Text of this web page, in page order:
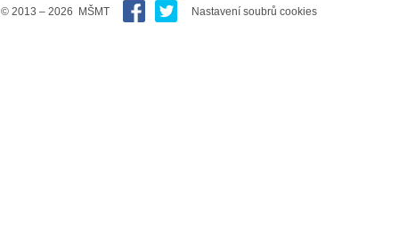
© 2013 – 2026 MŠMT Nastavení soubrů cookies